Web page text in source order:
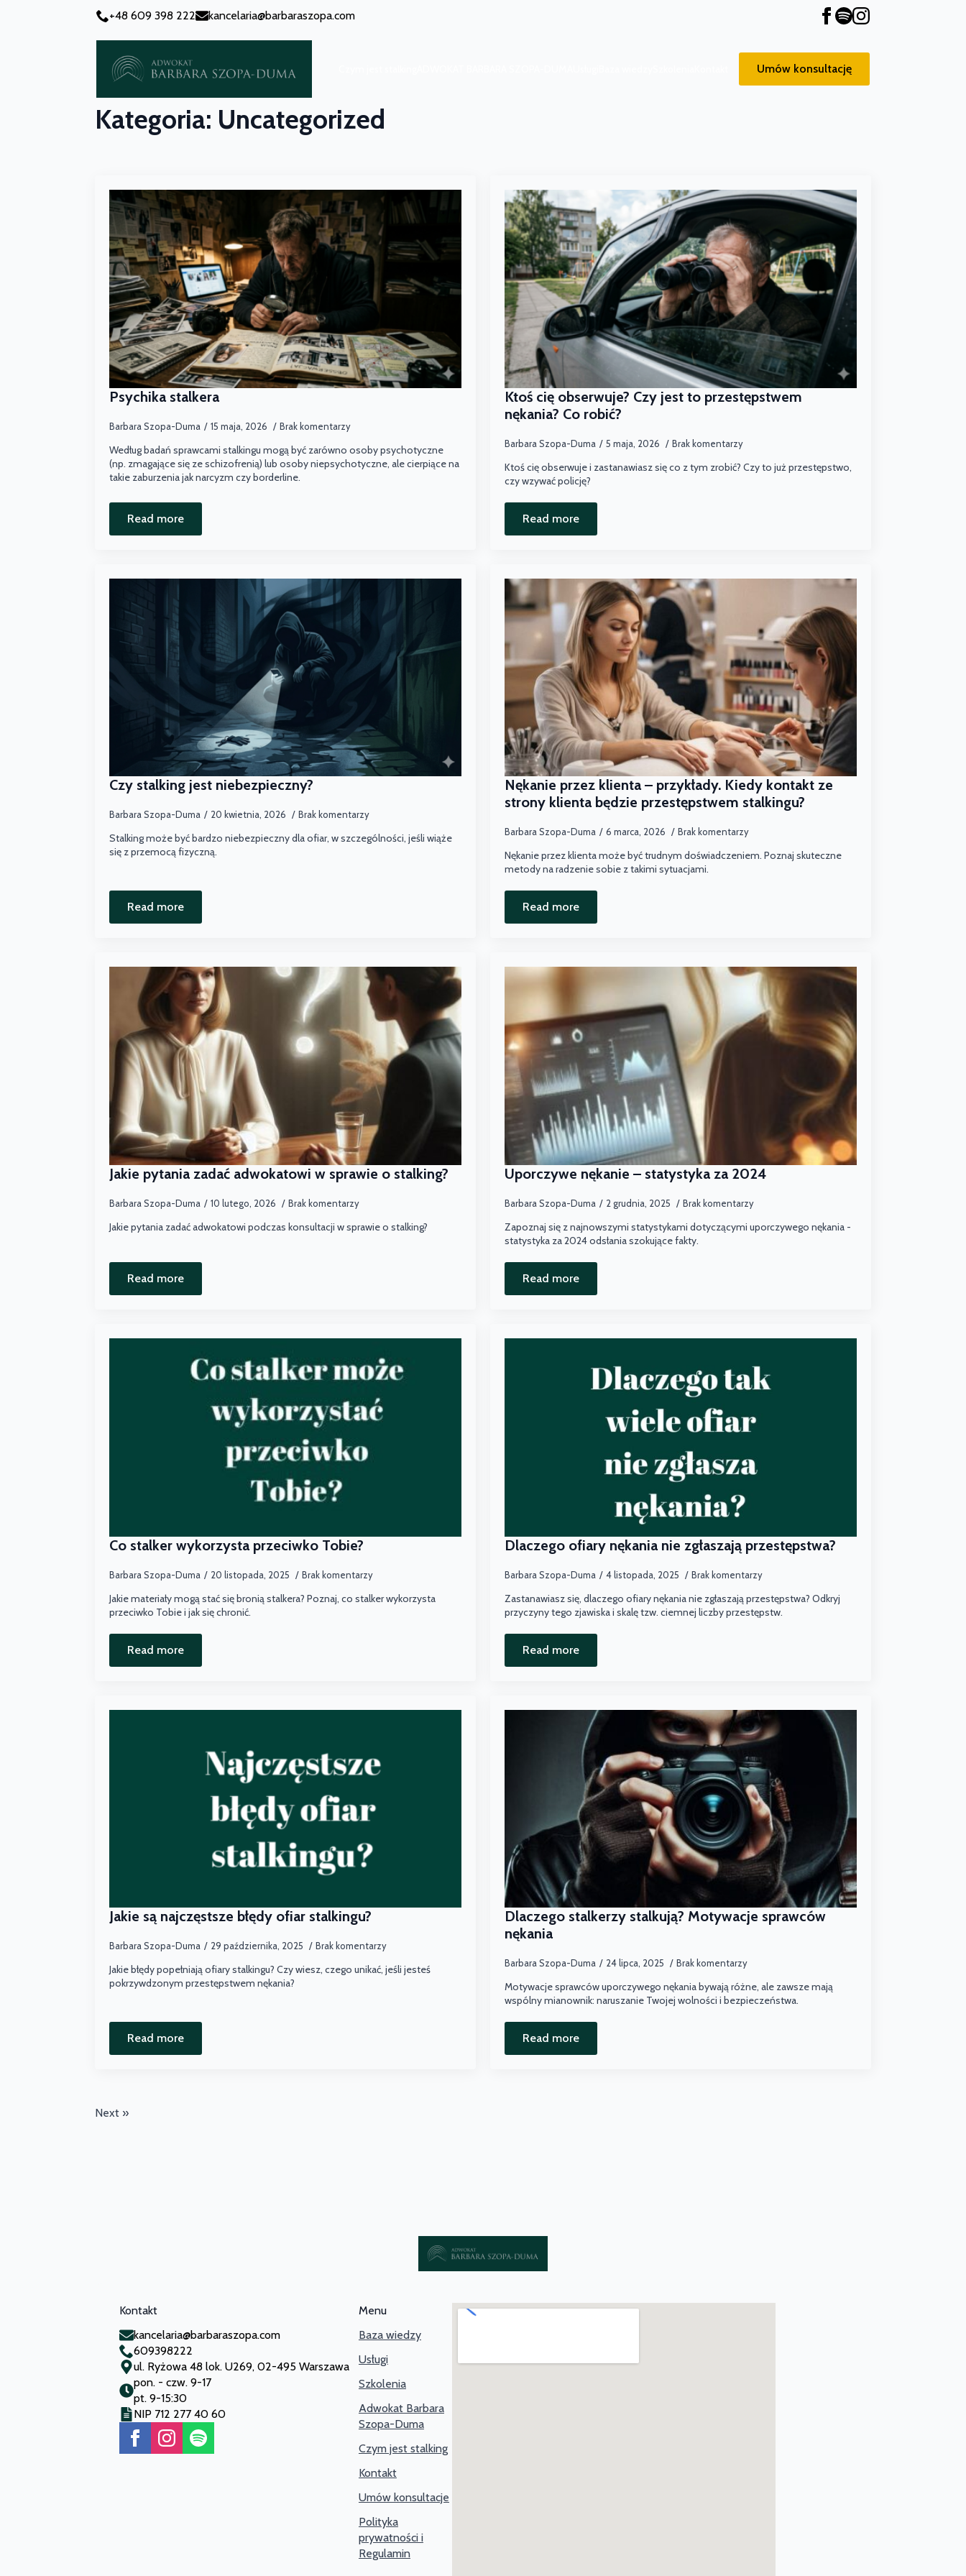
+48 609 398 222 kancelaria@barbaraszopa.com
Umów konsultację
Kategoria: Uncategorized
Psychika stalkera
Barbara Szopa-Duma 15 maja, 2026 Brak komentarzy
Według badań sprawcami stalkingu mogą być zarówno osoby psychotyczne
(np. zmagające się ze schizofrenią) lub osoby niepsychotyczne, ale cierpiące na
takie zaburzenia jak narcyzm czy borderline.
Read more
Ktoś cię obserwuje? Czy jest to przestępstwem
nękania? Co robić?
Barbara Szopa-Duma 5 maja, 2026 Brak komentarzy
Ktoś cię obserwuje i zastanawiasz się co z tym zrobić? Czy to już przestępstwo,
czy wzywać policję?
Read more
Czy stalking jest niebezpieczny?
Barbara Szopa-Duma 20 kwietnia, 2026 Brak komentarzy
Stalking może być bardzo niebezpieczny dla ofiar, w szczególności, jeśli wiąże
się z przemocą fizyczną.
Read more
Nękanie przez klienta – przykłady. Kiedy kontakt ze
strony klienta będzie przestępstwem stalkingu?
Barbara Szopa-Duma 6 marca, 2026 Brak komentarzy
Nękanie przez klienta może być trudnym doświadczeniem. Poznaj skuteczne
metody na radzenie sobie z takimi sytuacjami.
Read more
Jakie pytania zadać adwokatowi w sprawie o stalking?
Barbara Szopa-Duma 10 lutego, 2026 Brak komentarzy
Jakie pytania zadać adwokatowi podczas konsultacji w sprawie o stalking?
Read more
Uporczywe nękanie – statystyka za 2024
Barbara Szopa-Duma 2 grudnia, 2025 Brak komentarzy
Zapoznaj się z najnowszymi statystykami dotyczącymi uporczywego nękania -
statystyka za 2024 odsłania szokujące fakty.
Read more
Co stalker wykorzysta przeciwko Tobie?
Barbara Szopa-Duma 20 listopada, 2025 Brak komentarzy
Jakie materiały mogą stać się bronią stalkera? Poznaj, co stalker wykorzysta
przeciwko Tobie i jak się chronić.
Read more
Dlaczego ofiary nękania nie zgłaszają przestępstwa?
Barbara Szopa-Duma 4 listopada, 2025 Brak komentarzy
Zastanawiasz się, dlaczego ofiary nękania nie zgłaszają przestępstwa? Odkryj
przyczyny tego zjawiska i skalę tzw. ciemnej liczby przestępstw.
Read more
Jakie są najczęstsze błędy ofiar stalkingu?
Barbara Szopa-Duma 29 października, 2025 Brak komentarzy
Jakie błędy popełniają ofiary stalkingu? Czy wiesz, czego unikać, jeśli jesteś
pokrzywdzonym przestępstwem nękania?
Read more
Dlaczego stalkerzy stalkują? Motywacje sprawców
nękania
Barbara Szopa-Duma 24 lipca, 2025 Brak komentarzy
Motywacje sprawców uporczywego nękania bywają różne, ale zawsze mają
wspólny mianownik: naruszanie Twojej wolności i bezpieczeństwa.
Read more
Next »
Kontakt
kancelaria@barbaraszopa.com
609398222
ul. Ryżowa 48 lok. U269, 02-495 Warszawa
pon. - czw. 9-17
pt. 9-15:30
NIP 712 277 40 60
Menu
Baza wiedzy
Usługi
Szkolenia
Adwokat Barbara
Szopa-Duma
Czym jest stalking
Kontakt
Umów konsultacje
Polityka
prywatności i
Regulamin